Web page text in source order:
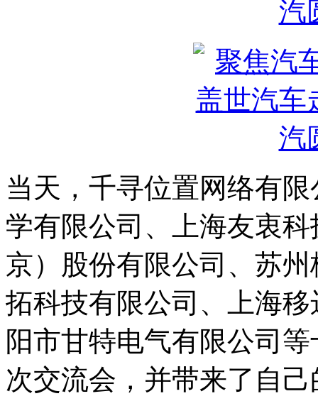
当天，千寻位置网络有
学有限公司、上海友衷
京）股份有限公司、苏
拓科技有限公司、上海
阳市甘特电气有限公司
次交流会，并带来了自